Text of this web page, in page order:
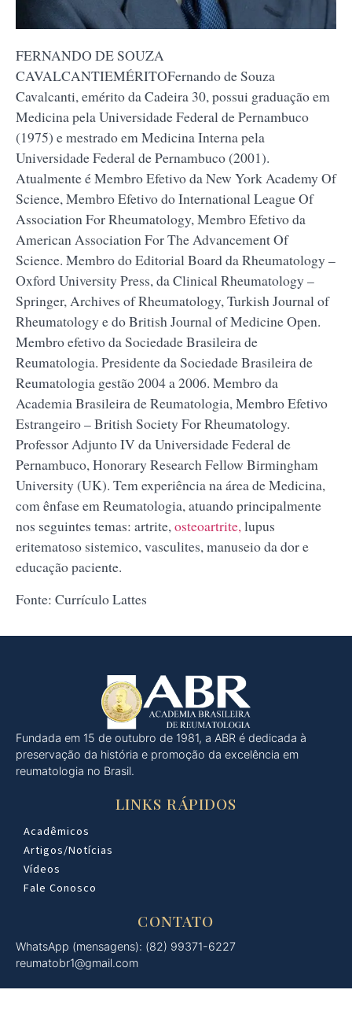
FERNANDO DE SOUZA
CAVALCANTIEMÉRITOFernando de Souza
Cavalcanti, emérito da Cadeira 30, possui graduação em
Medicina pela Universidade Federal de Pernambuco
(1975) e mestrado em Medicina Interna pela
Universidade Federal de Pernambuco (2001).
Atualmente é Membro Efetivo da New York Academy Of
Science, Membro Efetivo do International League Of
Association For Rheumatology, Membro Efetivo da
American Association For The Advancement Of
Science. Membro do Editorial Board da Rheumatology –
Oxford University Press, da Clinical Rheumatology –
Springer, Archives of Rheumatology, Turkish Journal of
Rheumatology e do British Journal of Medicine Open.
Membro efetivo da Sociedade Brasileira de
Reumatologia. Presidente da Sociedade Brasileira de
Reumatologia gestão 2004 a 2006. Membro da
Academia Brasileira de Reumatologia, Membro Efetivo
Estrangeiro – British Society For Rheumatology.
Professor Adjunto IV da Universidade Federal de
Pernambuco, Honorary Research Fellow Birmingham
University (UK). Tem experiência na área de Medicina,
com ênfase em Reumatologia, atuando principalmente
nos seguintes temas: artrite,osteoartrite,lupus
eritematoso sistemico, vasculites, manuseio da dor e
educação paciente.
Fonte: Currículo Lattes
Fundada em 15 de outubro de 1981, a ABR é dedicada à
preservação da história e promoção da excelência em
reumatologia no Brasil.
LINKS RÁPIDOS
Acadêmicos
Artigos/Notícias
Vídeos
Fale Conosco
CONTATO
WhatsApp (mensagens): (82) 99371-6227
reumatobr1@gmail.com